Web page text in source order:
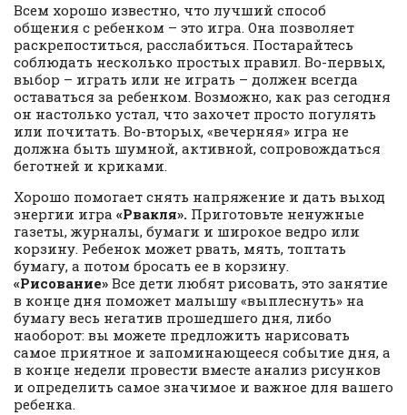
Всем хорошо известно, что лучший способ
общения с ребенком – это игра. Она позволяет
раскрепоститься, расслабиться. Постарайтесь
соблюдать несколько простых правил. Во-первых,
выбор – играть или не играть – должен всегда
оставаться за ребенком. Возможно, как раз сегодня
он настолько устал, что захочет просто погулять
или почитать. Во-вторых, «вечерняя» игра не
должна быть шумной, активной, сопровождаться
беготней и криками.
Хорошо помогает снять напряжение и дать выход
энергии игра «Рвакля». Приготовьте ненужные
газеты, журналы, бумаги и широкое ведро или
корзину. Ребенок может рвать, мять, топтать
бумагу, а потом бросать ее в корзину.
«Рисование» Все дети любят рисовать, это занятие
в конце дня поможет малышу «выплеснуть» на
бумагу весь негатив прошедшего дня, либо
наоборот: вы можете предложить нарисовать
самое приятное и запоминающееся событие дня, а
в конце недели провести вместе анализ рисунков
и определить самое значимое и важное для вашего
ребенка.